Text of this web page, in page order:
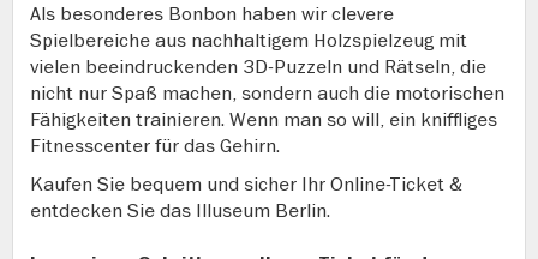
Als besonderes Bonbon haben wir clevere
Spielbereiche aus nachhaltigem Holzspielzeug mit
vielen beeindruckenden 3D-Puzzeln und Rätseln, die
nicht nur Spaß machen, sondern auch die motorischen
Fähigkeiten trainieren. Wenn man so will, ein kniffliges
Fitnesscenter für das Gehirn.
Kaufen Sie bequem und sicher Ihr Online-Ticket &
entdecken Sie das Illuseum Berlin.